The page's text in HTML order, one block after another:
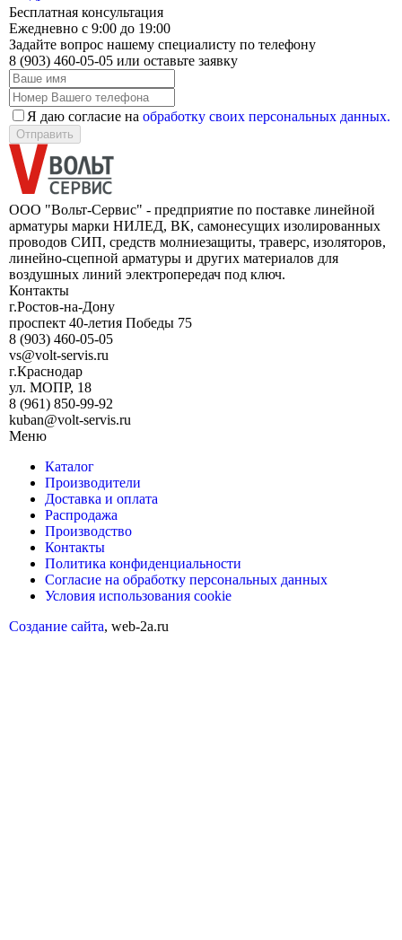
Бесплатная консультация
Ежедневно с 9:00 до 19:00
Задайте вопрос нашему специалисту по телефону
8 (903) 460-05-05 или оставьте заявку
Я даю согласие на обработку своих персональных данных.
Отправить
ООО "Вольт-Сервис" - предприятие по поставке линейной
арматуры марки НИЛЕД, ВК, самонесущих изолированных
проводов СИП, средств молниезащиты, траверс, изоляторов,
линейно-сцепной арматуры и других материалов для
воздушных линий электропередач под ключ.
Контакты
г.Ростов-на-Дону
проспект 40-летия Победы 75
8 (903) 460-05-05
vs@volt-servis.ru
г.Краснодар
ул. МОПР, 18
8 (961) 850-99-92
kuban@volt-servis.ru
Меню
Каталог
Производители
Доставка и оплата
Распродажа
Производство
Контакты
Политика конфиденциальности
Согласие на обработку персональных данных
Условия использования cookie
Создание сайта, web-2a.ru